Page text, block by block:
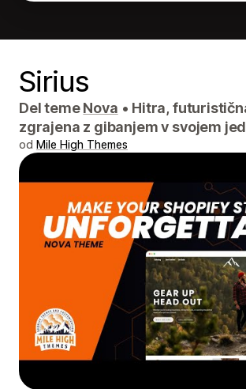
Sirius
Del temeNova • Hitra,
zgrajena z gibanjem v svojem
od Mile High Themes